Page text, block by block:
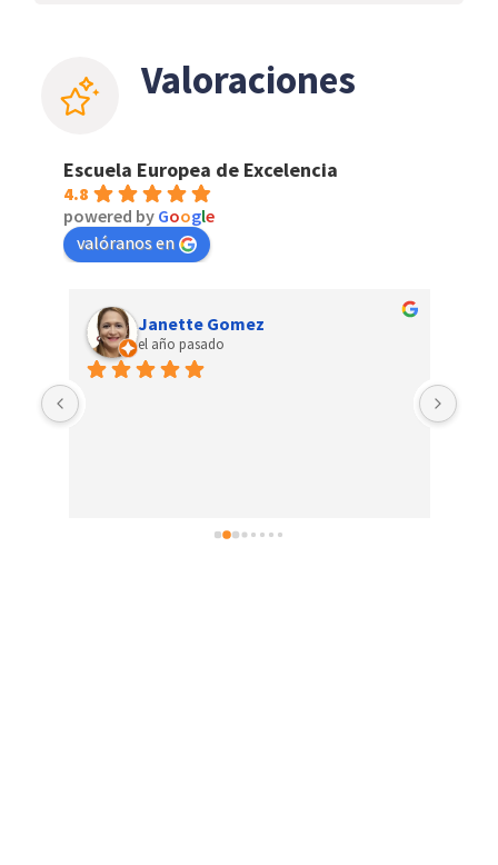
Valoraciones
Escuela Europea de Excelencia
4.8
powered by Google
valóranos en
Janette Gomez
el año pasado